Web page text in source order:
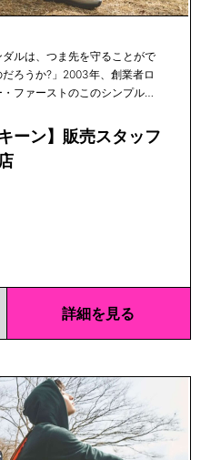
ダルは、つま先を守ることがで
だろうか?」2003年、創業者ロ
・ファーストのこのシンプルな
ーン】販売スタッフ
詳細を見る